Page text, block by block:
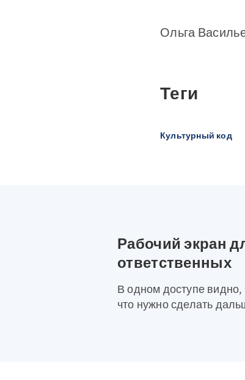
Ольга
Теги
Культурный код
Рабочий экран
ответственных
В одном доступе видно,
что нужно сделать